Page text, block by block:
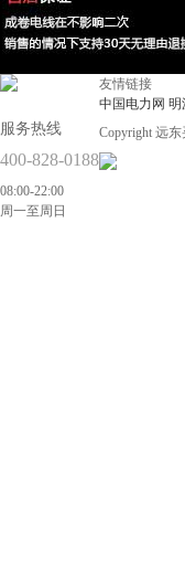
服务热线
400-828-0188
08:00-22:00
周一至周日
友情链接
中国电力网 明
Copyright 远